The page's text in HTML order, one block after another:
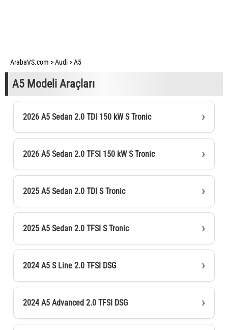
ArabaVS.com >Audi >A5
A5 Modeli Araçları
2026 A5 Sedan 2.0 TDI 150 kW S Tronic
2026 A5 Sedan 2.0 TFSI 150 kW S Tronic
2025 A5 Sedan 2.0 TDI S Tronic
2025 A5 Sedan 2.0 TFSI S Tronic
2024 A5 S Line 2.0 TFSI DSG
2024 A5 Advanced 2.0 TFSI DSG